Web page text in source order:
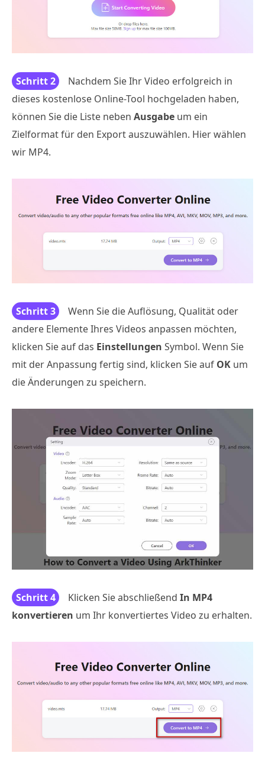
Schritt 2
Nachdem Sie Ihr Video erfolgreich in
dieses kostenlose Online-Tool hochgeladen haben,
können Sie die Liste neben Ausgabe um ein
Zielformat für den Export auszuwählen. Hier wählen
wir MP4.
Schritt 3
Wenn Sie die Auflösung, Qualität oder
andere Elemente Ihres Videos anpassen möchten,
klicken Sie auf das Einstellungen Symbol. Wenn Sie
mit der Anpassung fertig sind, klicken Sie auf OK um
die Änderungen zu speichern.
Schritt 4 Klicken Sie abschließend In MP4
konvertieren um Ihr konvertiertes Video zu erhalten.